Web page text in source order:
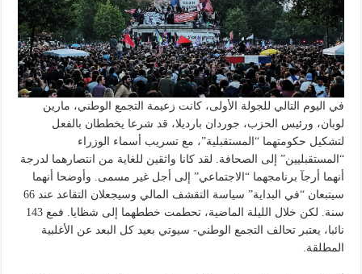
في اليوم التالي للجولة الأولى، كانت زعيمة التجمع الوطني، مارين
لوبان، ورئيس الحزب، جوردان بارديلا، قد شرعا يخططان بالفعل
لتشكيل حكومتهما “المستقبلية”، مع تسريب أسماء الوزراء
“المستقبليين” إلى الصحافة. ​​لقد كانا واثقين للغاية من انتصارهما لدرجة
أنهما أرجآ برنامجهما “الاجتماعي” إلى أجل غير مسمى. وأوضحا أنهما
سيتبعان “في البداية” سياسة التقشف المالي وسيجعلان التقاعد عند 66
سنة. لكن خلال الليلة الماضية، تحطمت خططهما إلى شظايا. فمع 143
نائبا، يعتبر تحالف التجمع الوطني- سيوتي بعيد كل البعد عن الأغلبية
المطلقة.